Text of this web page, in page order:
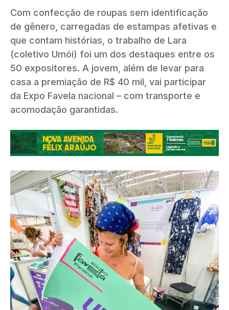
Com confecção de roupas sem identificação
de gênero, carregadas de estampas afetivas e
que contam histórias, o trabalho de Lara
(coletivo Umói) foi um dos destaques entre os
50 expositores. A jovem, além de levar para
casa a premiação de R$ 40 mil, vai participar
da Expo Favela nacional – com transporte e
acomodação garantidas.